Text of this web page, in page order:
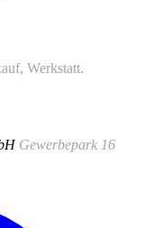
Werkstatt.
Gewerbepark 16